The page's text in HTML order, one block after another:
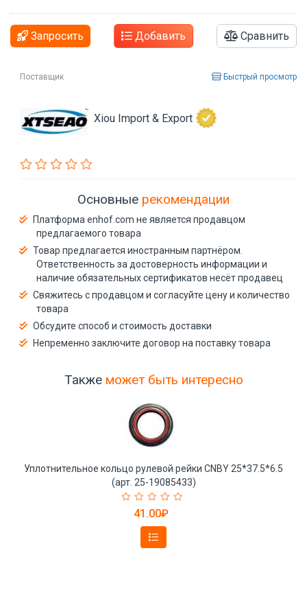
Запросить Добавить Сравнить
Поставщик Быстрый просмотр
Xiou Import & Export
Основные рекомендации
Платформа enhof.com не является продавцом
предлагаемого товара
Товар предлагается иностранным партнёром.
Ответственность за достоверность информации и
наличие обязательных сертификатов несёт продавец
Свяжитесь с продавцом и согласуйте цену и количество
товара
Обсудите способ и стоимость доставки
Непременно заключите договор на поставку товара
Также может быть интересно
Уплотнительное кольцо рулевой рейки CNBY 25*37.5*6.5
(арт. 25-19085433)
41.00₽